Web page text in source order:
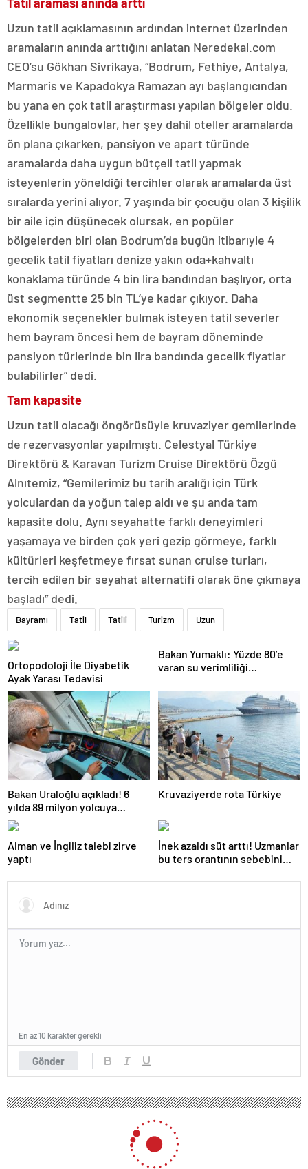
Uzun tatil açıklamasının ardından internet üzerinden
aramaların anında arttığını anlatan Neredekal.com
CEO’su Gökhan Sivrikaya, “Bodrum, Fethiye, Antalya,
Marmaris ve Kapadokya Ramazan ayı başlangıcından
bu yana en çok tatil araştırması yapılan bölgeler oldu.
Özellikle bungalovlar, her şey dahil oteller aramalarda
ön plana çıkarken, pansiyon ve apart türünde
aramalarda daha uygun bütçeli tatil yapmak
isteyenlerin yöneldiği tercihler olarak aramalarda üst
sıralarda yerini alıyor. 7 yaşında bir çocuğu olan 3 kişilik
bir aile için düşünecek olursak, en popüler
bölgelerden biri olan Bodrum’da bugün itibarıyle 4
gecelik tatil fiyatları denize yakın oda+kahvaltı
konaklama türünde 4 bin lira bandından başlıyor, orta
üst segmentte 25 bin TL’ye kadar çıkıyor. Daha
ekonomik seçenekler bulmak isteyen tatil severler
hem bayram öncesi hem de bayram döneminde
pansiyon türlerinde bin lira bandında gecelik fiyatlar
bulabilirler” dedi.
Tam kapasite
Uzun tatil olacağı öngörüsüyle kruvaziyer gemilerinde
de rezervasyonlar yapılmıştı. Celestyal Türkiye
Direktörü & Karavan Turizm Cruise Direktörü Özgü
Alnıtemiz, “Gemilerimiz bu tarih aralığı için Türk
yolculardan da yoğun talep aldı ve şu anda tam
kapasite dolu. Aynı seyahatte farklı deneyimleri
yaşamaya ve birden çok yeri gezip görmeye, farklı
kültürleri keşfetmeye fırsat sunan cruise turları,
tercih edilen bir seyahat alternatifi olarak öne çıkmaya
başladı” dedi.
Bayramı Tatil Tatili Turizm Uzun
Ortopodoloji İle Diyabetik
Ayak Yarası Tedavisi
Bakan Yumaklı: Yüzde 80’e
varan su verimliliği
Bakan Uraloğlu açıkladı! 6
yılda 89 milyon yolcuya
hizmet verdi
Kruvaziyerde rota Türkiye
Alman ve İngiliz talebi zirve
yaptı
İnek azaldı süt arttı! Uzmanlar
bu ters orantının sebebini
Gönder
En az 10 karakter gerekli